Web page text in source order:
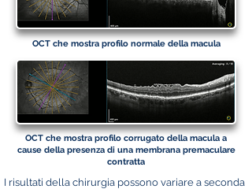
OCT che mostra profilo normale della macula
OCT che mostra profilo corrugato della macula a
cause della presenza di una membrana premaculare
contratta
I risultati della chirurgia possono variare a seconda